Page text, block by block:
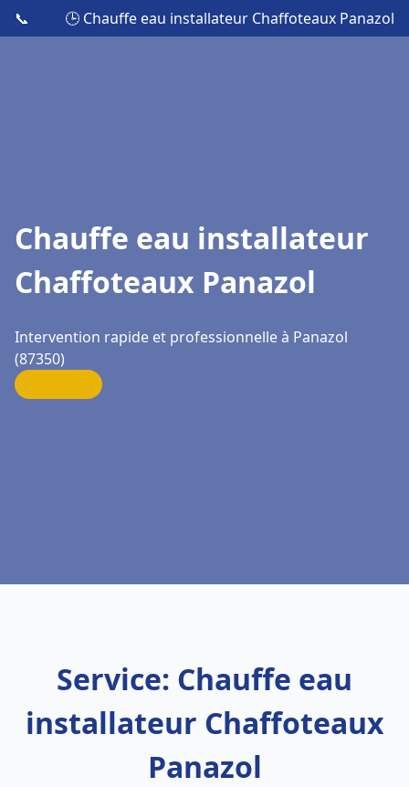
📞 🕒 Chauffe eau installateur Chaffoteaux Panazol
Chauffe eau installateur
Chaffoteaux Panazol
Intervention rapide et professionnelle à Panazol
(87350)
Service: Chauffe eau
installateur Chaffoteaux
Panazol